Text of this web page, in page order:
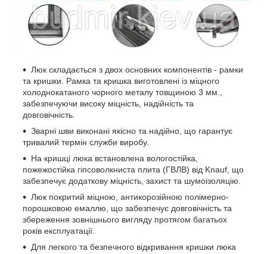
Люк складається з двох основних компонентів - рамки
та кришки. Рамка та кришка виготовлені із міцного
холоднокатаного чорного металу товщиною 3 мм.,
забезпечуючи високу міцність, надійність та
довговічність.
Зварні шви виконані якісно та надійно, що гарантує
тривалий термін служби виробу.
На кришці люка встановлена вологостійка,
пожежостійка гіпсоволкниста плита (ГВЛВ) від Knauf, що
забезпечує додаткову міцність, захист та шумоізоляцію.
Люк покритий міцною, антикорозійною полімерно-
порошковою емаллю, що забезпечує довговічність та
збереження зовнішнього вигляду протягом багатьох
років експлуатації.
Для легкого та безпечного відкривання кришки люка